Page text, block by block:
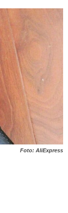
Foto: AliExpress